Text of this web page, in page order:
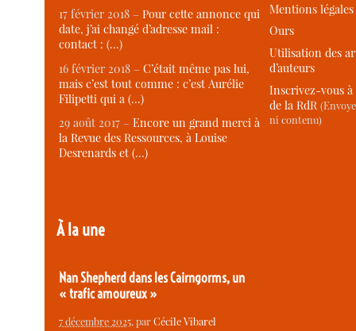
17 février 2018 –Pour cette annonce qui
date, j’ai changé d’adresse mail :
contact : (…)
16 février 2018 –C’était même pas lui,
mais c’est tout comme : c’est Aurélie
Filipetti qui a (…)
29 août 2017 –Encore un grand merci à
la Revue des Ressources, à Louise
Desrenards et (…)
À la une
Nan Shepherd dans les Cairngorms, un
« trafic amoureux »
7 décembre 2025, parCécile Vibarel
Mentions légales
Ours
Utilisation des
d’auteurs
Inscrivez-vous
de la RdR
ni contenu)